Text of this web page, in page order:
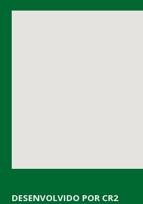
DESENVOLVIDO POR CR2